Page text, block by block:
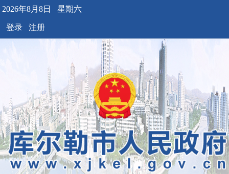
2026年8月8日 星期六
登录 注册